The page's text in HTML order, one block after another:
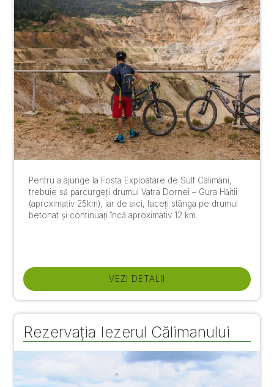
Pentru a ajunge la Fosta Exploatare de Sulf Calimani,
trebuie să parcurgeți drumul Vatra Dornei – Gura Hăitii
(aproximativ 25km), iar de aici, faceți stânga pe drumul
betonat și continuați încă aproximativ 12 km.
VEZI DETALII
Rezervația Iezerul Călimanului